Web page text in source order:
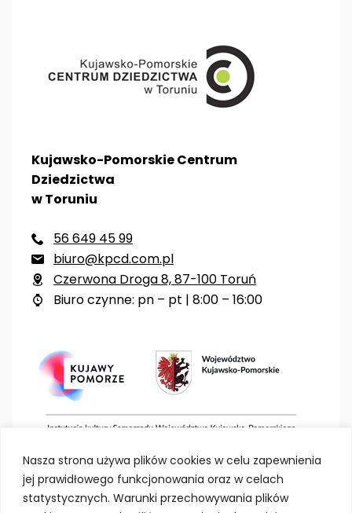
Nasza strona używa plików cookies w celu zapewnienia
jej prawidłowego funkcjonowania oraz w celach
statystycznych. Warunki przechowywania plików
Kujawsko-Pomorskie Centrum
Dziedzictwa
w Toruniu
 56 649 45 99
 biuro@kpcd.com.pl
 Czerwona Droga 8, 87-100 Toruń
 Biuro czynne: pn – pt | 8:00 – 16:00